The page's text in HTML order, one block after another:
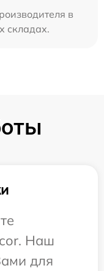
в
складах.
Наш
для